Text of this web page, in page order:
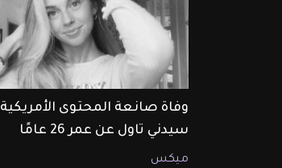
وفاة صانعة المحتوى الأمريكية
سيدني تاول عن عمر 26 عامًا
ميكس